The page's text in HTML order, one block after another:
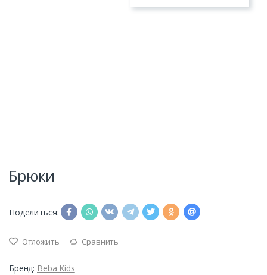
Брюки
Поделиться:
Отложить Сравнить
Бренд: Beba Kids